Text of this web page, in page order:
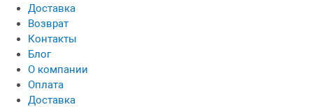
Доставка
Возврат
Контакты
Блог
О компании
Оплата
Доставка